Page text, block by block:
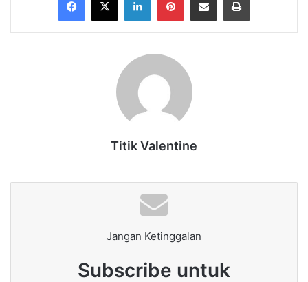
Titik Valentine
Jangan Ketinggalan
Subscribe untuk